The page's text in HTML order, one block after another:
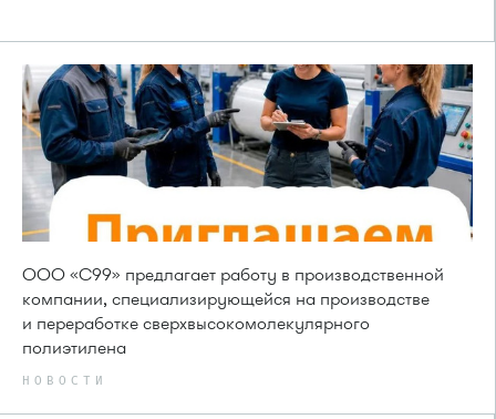
ООО «С99» предлагает работу в производственной
компании, специализирующейся на производстве
и переработке сверхвысокомолекулярного
полиэтилена
НОВОСТИ